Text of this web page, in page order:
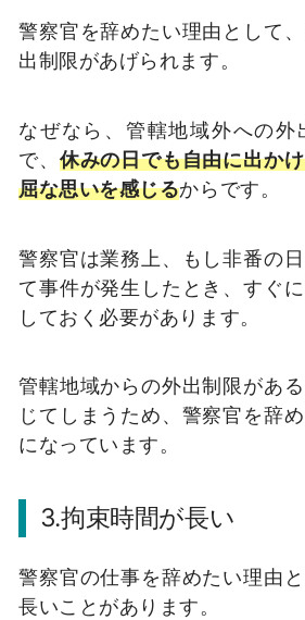
警察官を辞めたい理由として
出制限があげられます。
なぜなら、管轄地域外への外
で、 休みの日でも自由に出か
屈な思いを感じるからです。
警察官は業務上、もし非番の
て事件が発生したとき、すぐ
しておく必要があります。
管轄地域からの外出制限があ
じてしまうため、警察官を辞
になっています。
3.拘束時間が長い
警察官の仕事を辞めたい理由
長いことがあります。